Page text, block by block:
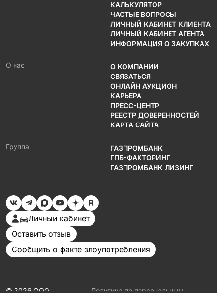
КАЛЬКУЛЯТОР
ЧАСТЫЕ ВОПРОСЫ
ЛИЧНЫЙ КАБИНЕТ КЛИЕНТА
ЛИЧНЫЙ КАБИНЕТ АГЕНТА
ИНФОРМАЦИЯ О ЗАКУПКАХ
О нас
О КОМПАНИИ
СВЯЗАТЬСЯ
ОНЛАЙН АУКЦИОН
КАРЬЕРА
ПРЕСС-ЦЕНТР
РЕЕСТР ДОВЕРЕННОСТЕЙ
КАРТА САЙТА
Группа
ГАЗПРОМБАНК
ГПБ-ФАКТОРИНГ
ГАЗПРОМБАНК ЛИЗИНГ
Личный кабинет
Оставить отзыв
Сообщить о факте злоупотребления
© 2026 ООО Политика по персональным